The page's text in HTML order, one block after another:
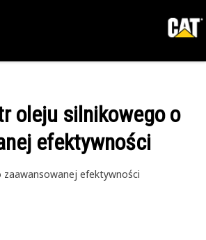
oleju silnikowego o
efektywności
efektywności